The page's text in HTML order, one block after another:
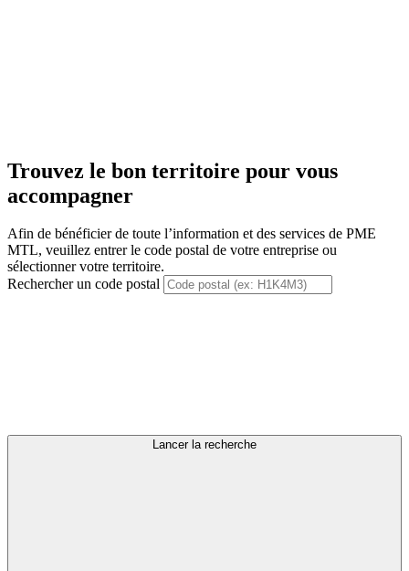
Trouvez le bon territoire pour vous
accompagner
Afin de bénéficier de toute l’information et des services de PME
MTL, veuillez entrer le code postal de votre entreprise ou
sélectionner votre territoire.
Rechercher un code postal
Lancer la recherche